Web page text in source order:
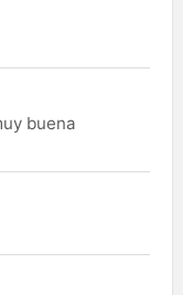
buena